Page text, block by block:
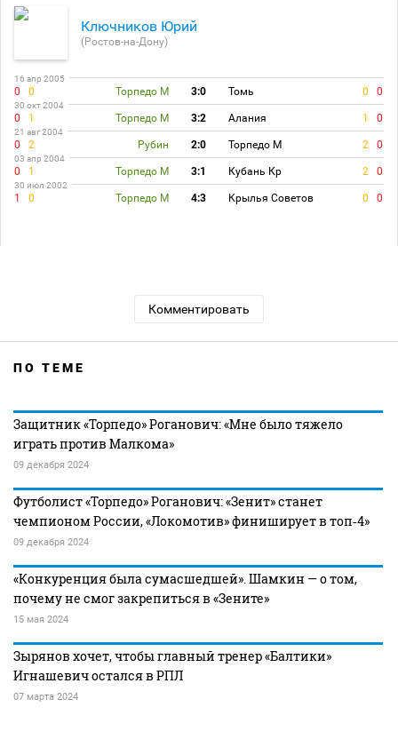
Ключников Юрий
(Ростов-на-Дону)
16 апр 2005
0 0 Торпедо М 3:0 Томь 0 0
30 окт 2004
0 1 Торпедо М 3:2 Алания 1 0
21 авг 2004
0 2 Рубин 2:0 Торпедо М 2 0
03 апр 2004
0 1 Торпедо М 3:1 Кубань Кр 2 0
30 июл 2002
1 0 Торпедо М 4:3 Крылья Советов 0 0
Комментировать
ПО ТЕМЕ
Защитник «Торпедо» Роганович: «Мне было тяжело
играть против Малкома»
09 декабря 2024
Футболист «Торпедо» Роганович: «Зенит» станет
чемпионом России, «Локомотив» финиширует в топ‑4»
09 декабря 2024
«Конкуренция была сумасшедшей». Шамкин — о том,
почему не смог закрепиться в «Зените»
15 мая 2024
Зырянов хочет, чтобы главный тренер «Балтики»
Игнашевич остался в РПЛ
07 марта 2024